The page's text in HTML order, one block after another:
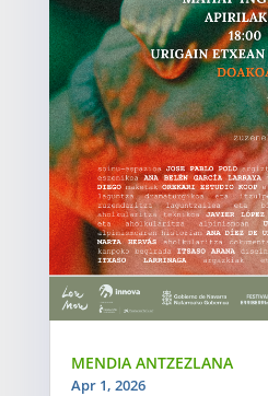
MENDIA ANTZEZLANA
Apr 1, 2026